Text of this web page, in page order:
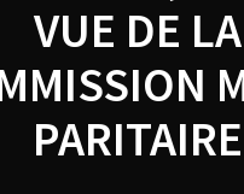
VUE DE LA
PARITAIRE